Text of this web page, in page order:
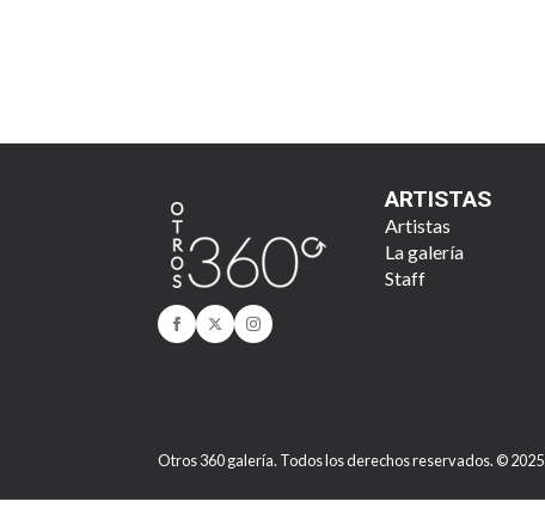
ARTISTAS
Artistas
La galería
Staff
Otros 360 galería. Todos los derechos reservados. © 2025